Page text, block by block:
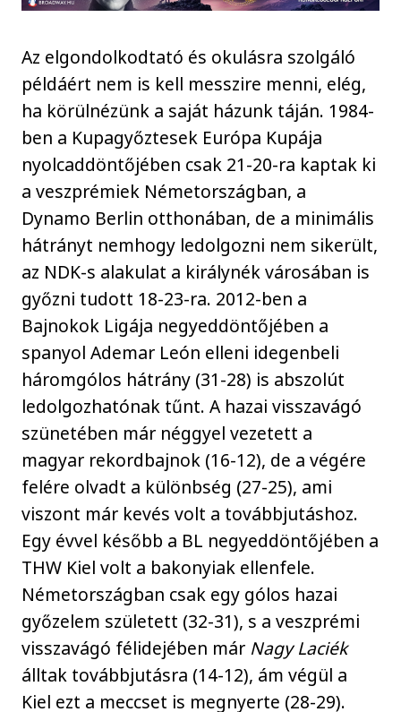
Az elgondolkodtató és okulásra szolgáló
példáért nem is kell messzire menni, elég,
ha körülnézünk a saját házunk táján. 1984-
ben a Kupagyőztesek Európa Kupája
nyolcaddöntőjében csak 21-20-ra kaptak ki
a veszprémiek Németországban, a
Dynamo Berlin otthonában, de a minimális
hátrányt nemhogy ledolgozni nem sikerült,
az NDK-s alakulat a királynék városában is
győzni tudott 18-23-ra. 2012-ben a
Bajnokok Ligája negyeddöntőjében a
spanyol Ademar León elleni idegenbeli
háromgólos hátrány (31-28) is abszolút
ledolgozhatónak tűnt. A hazai visszavágó
szünetében már néggyel vezetett a
magyar rekordbajnok (16-12), de a végére
felére olvadt a különbség (27-25), ami
viszont már kevés volt a továbbjutáshoz.
Egy évvel később a BL negyeddöntőjében a
THW Kiel volt a bakonyiak ellenfele.
Németországban csak egy gólos hazai
győzelem született (32-31), s a veszprémi
visszavágó félidejében már Nagy Laciék
álltak továbbjutásra (14-12), ám végül a
Kiel ezt a meccset is megnyerte (28-29).